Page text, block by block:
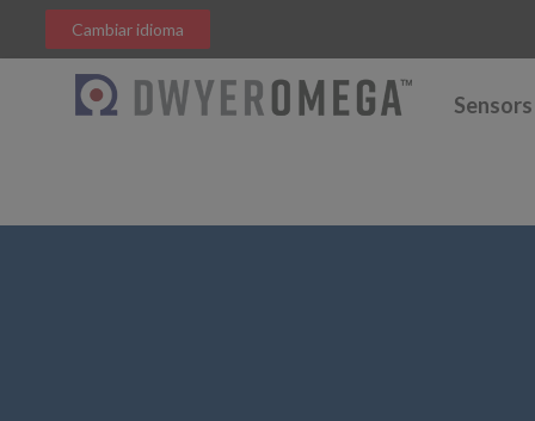
Cambiar idioma
Sensors